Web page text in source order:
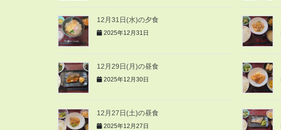
12月31日(水)の夕食
2025年12月31日
12月29日(月)の昼食
2025年12月30日
12月27日(土)の昼食
2025年12月27日